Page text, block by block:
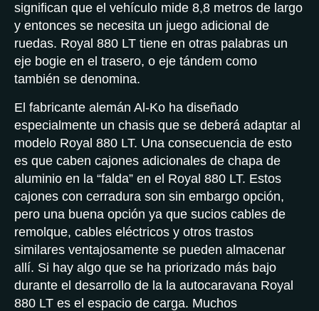
significan que el vehículo mide 8,8 metros de largo
y entonces se necesita un juego adicional de
ruedas. Royal 880 LT tiene en otras palabras un
eje bogie en el trasero, o eje tándem como
también se denomina.
El fabricante alemán Al-Ko ha diseñado
especialmente un chasis que se deberá adaptar al
modelo Royal 880 LT. Una consecuencia de esto
es que caben cajones adicionales de chapa de
aluminio en la “falda” en el Royal 880 LT. Estos
cajones con cerradura son sin embargo opción,
pero una buena opción ya que sucios cables de
remolque, cables eléctricos y otros trastos
similares ventajosamente se pueden almacenar
allí. Si hay algo que se ha priorizado más bajo
durante el desarrollo de la la autocaravana Royal
880 LT es el espacio de carga. Muchos